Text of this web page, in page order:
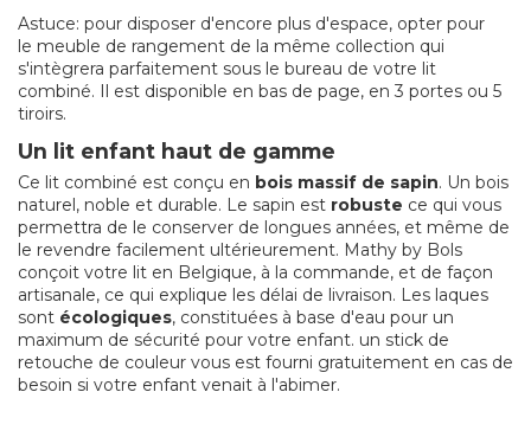
Astuce: pour disposer d'encore plus d'espace, opter pour
le meuble de rangement de la même collection qui
s'intègrera parfaitement sous le bureau de votre lit
combiné. Il est disponible en bas de page, en 3 portes ou 5
tiroirs.
Un lit enfant haut de gamme
Ce lit combiné est conçu en bois massif de sapin. Un bois
naturel, noble et durable. Le sapin est robuste ce qui vous
permettra de le conserver de longues années, et même de
le revendre facilement ultérieurement. Mathy by Bols
conçoit votre lit en Belgique, à la commande, et de façon
artisanale, ce qui explique les délai de livraison. Les laques
sont écologiques, constituées à base d'eau pour un
maximum de sécurité pour votre enfant. un stick de
retouche de couleur vous est fourni gratuitement en cas de
besoin si votre enfant venait à l'abimer.